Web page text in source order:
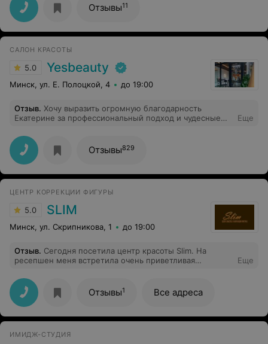
Отзывы11
САЛОН КРАСОТЫ
5.0 Yesbeauty
Минск, ул. Е. Полоцкой, 4 до 19:00
Отзыв. Хочу выразить огромную благодарность
Екатерине за профессиональный подход и чудесные
где нужна работа. В кабинете очень спокойная,
расслабляющая атмосфера. После каждого визита —
невероятная легкость в теле и ясность в голове.
Спасибо!
Еще
Отзывы829
ЦЕНТР КОРРЕКЦИИ ФИГУРЫ
5.0 SLIM
Минск, ул. Скрипникова, 1 до 19:00
Отзыв. Сегодня посетила центр красоты Slim. На
ресепшен меня встретила очень приветливая
вниманием. Массажист Анастасия очень
профессионально провела массаж, дала несколько
важных советов. Даже после одного сеанса я
почувствовала себя лучше, уменьшились зажимы в
теле. В целом, атмосфера в центре доброжелательная
Еще
Отзывы1 Все адреса
ИМИДЖ-СТУДИЯ